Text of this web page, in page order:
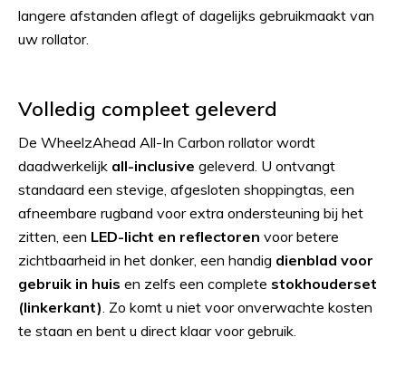
langere afstanden aflegt of dagelijks gebruikmaakt van
uw rollator.
Volledig compleet geleverd
De WheelzAhead All-In Carbon rollator wordt
daadwerkelijk all-inclusive geleverd. U ontvangt
standaard een stevige, afgesloten shoppingtas, een
afneembare rugband voor extra ondersteuning bij het
zitten, een LED-licht en reflectoren voor betere
zichtbaarheid in het donker, een handig dienblad voor
gebruik in huis en zelfs een complete stokhouderset
(linkerkant). Zo komt u niet voor onverwachte kosten
te staan en bent u direct klaar voor gebruik.